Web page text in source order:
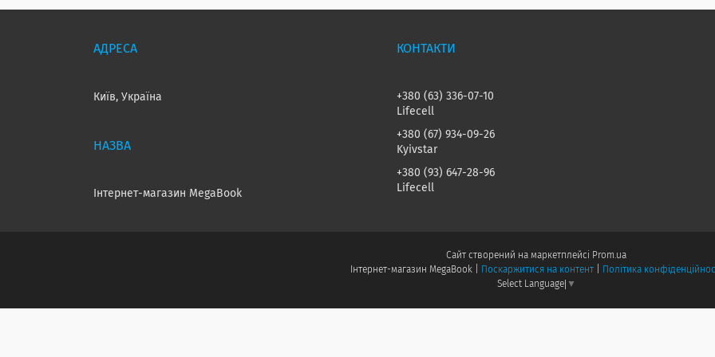
Київ, Україна
Інтернет-магазин MegaBook
+380 (63) 336-07-10
Lifecell
+380 (67) 934-09-26
Kyivstar
+380 (93) 647-28-96
Lifecell
Сайт створений на маркетплейсі Prom.ua
Поскаржитися на контент
Політика
Select Language ▼